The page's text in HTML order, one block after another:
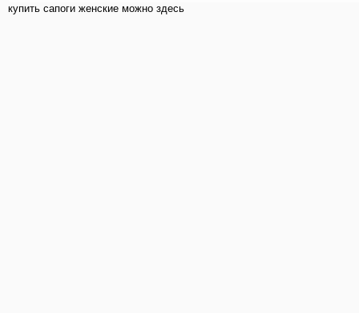
купить cапоги женские можно здесь